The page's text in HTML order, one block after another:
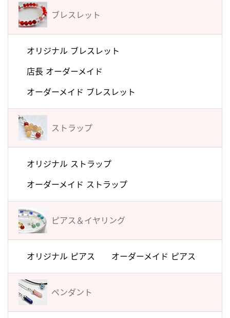
ブレスレット
オリジナル ブレスレット
店長 オーダーメイド
オーダーメイド ブレスレット
ストラップ
オリジナル ストラップ
オーダーメイド ストラップ
ピアス＆イヤリング
オリジナル ピアス オーダーメイド ピアス
ペンダント